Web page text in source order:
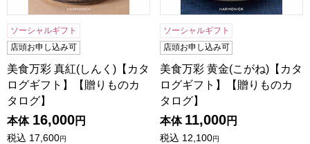
ソーシャルギフト
店頭お申し込み可
美食万彩 真紅(しんく)【カタ
ログギフト】【贈りものカ
タログ】
本体 16,000円
税込 17,600円
ソーシャルギフト
店頭お申し込み可
美食万彩 黄金(こがね)【カタ
ログギフト】【贈りものカ
タログ】
本体 11,000円
税込 12,100円